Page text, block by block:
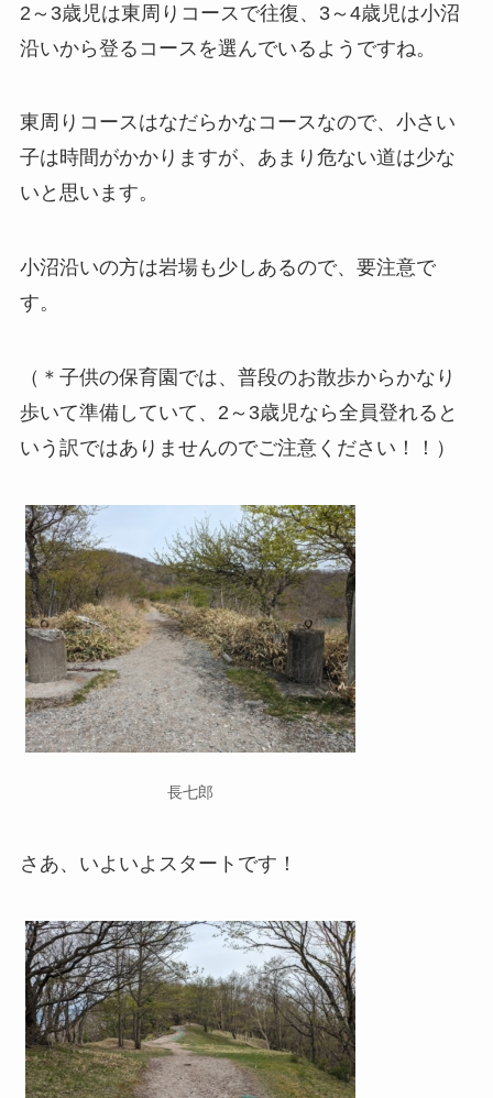
2～3歳児は東周りコースで往復、3～4歳児は小沼
沿いから登るコースを選んでいるようですね。
東周りコースはなだらかなコースなので、小さい
子は時間がかかりますが、あまり危ない道は少な
いと思います。
小沼沿いの方は岩場も少しあるので、要注意で
す。
（＊子供の保育園では、普段のお散歩からかなり
歩いて準備していて、2～3歳児なら全員登れると
いう訳ではありませんのでご注意ください！！）
長七郎
さあ、いよいよスタートです！